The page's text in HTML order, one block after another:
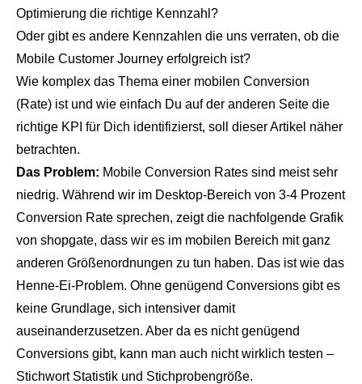
Optimierung die richtige Kennzahl?
Oder gibt es andere Kennzahlen die uns verraten, ob die
Mobile Customer Journey erfolgreich ist?
Wie komplex das Thema einer mobilen Conversion
(Rate) ist und wie einfach Du auf der anderen Seite die
richtige KPI für Dich identifizierst, soll dieser Artikel näher
betrachten.
Das Problem: Mobile Conversion Rates sind meist sehr
niedrig. Während wir im Desktop-Bereich von 3-4 Prozent
Conversion Rate sprechen, zeigt die nachfolgende Grafik
von shopgate, dass wir es im mobilen Bereich mit ganz
anderen Größenordnungen zu tun haben. Das ist wie das
Henne-Ei-Problem. Ohne genügend Conversions gibt es
keine Grundlage, sich intensiver damit
auseinanderzusetzen. Aber da es nicht genügend
Conversions gibt, kann man auch nicht wirklich testen –
Stichwort Statistik und Stichprobengröße.